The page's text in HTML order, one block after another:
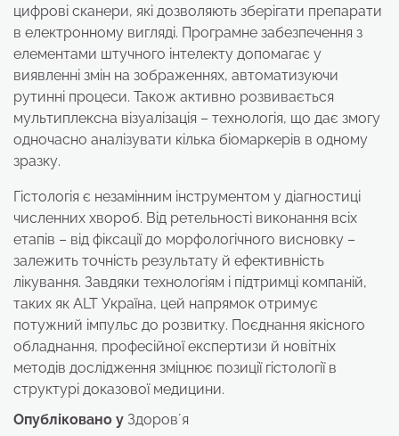
цифрові сканери, які дозволяють зберігати препарати
в електронному вигляді. Програмне забезпечення з
елементами штучного інтелекту допомагає у
виявленні змін на зображеннях, автоматизуючи
рутинні процеси. Також активно розвивається
мультиплексна візуалізація – технологія, що дає змогу
одночасно аналізувати кілька біомаркерів в одному
зразку.
Гістологія є незамінним інструментом у діагностиці
численних хвороб. Від ретельності виконання всіх
етапів – від фіксації до морфологічного висновку –
залежить точність результату й ефективність
лікування. Завдяки технологіям і підтримці компаній,
таких як ALT Україна, цей напрямок отримує
потужний імпульс до розвитку. Поєднання якісного
обладнання, професійної експертизи й новітніх
методів дослідження зміцнює позиції гістології в
структурі доказової медицини.
Опубліковано у Здоровʼя